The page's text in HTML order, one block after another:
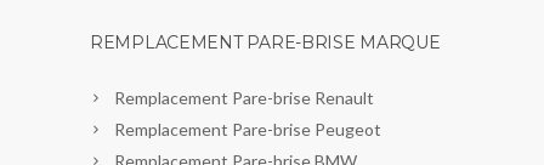
REMPLACEMENT PARE-BRISE MARQUE
Remplacement Pare-brise Renault
Remplacement Pare-brise Peugeot
Remplacement Pare-brise BMW